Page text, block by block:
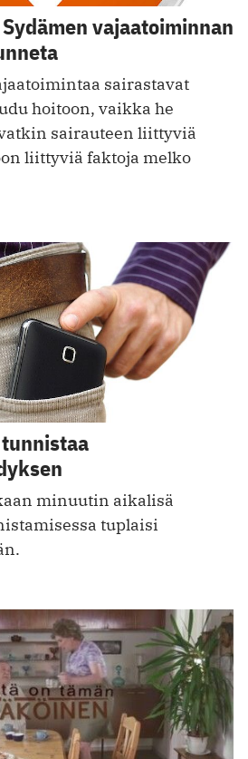
vajaatoiminnan
sairastavat
hoitoon, vaikka he
sairauteen liittyviä
liittyviä faktoja melko
minuutin aikalisä
tuplaisi